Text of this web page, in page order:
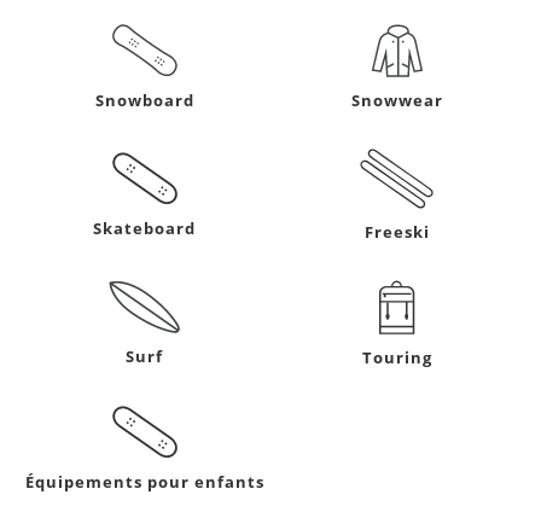
Snowboard Snowwear
Skateboard Freeski
Surf Touring
Équipements pour enfants